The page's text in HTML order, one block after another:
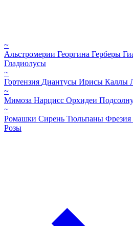
~
Альстромерии Георгина Герберы
Гладиолусы
~
Гортензия Диантусы Ирисы Каллы
~
Мимоза Нарцисс Орхидеи
~
Ромашки Сирень Тюльпаны Фрезия
Розы